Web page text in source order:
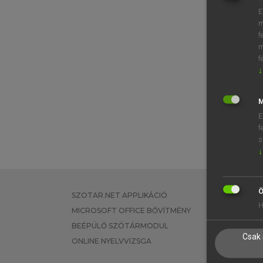
SZOTAR.NET APPLIKÁCIÓ
MICROSOFT OFFICE BŐVÍTMÉNY
BEÉPÜLŐ SZÓTÁRMODUL
ONLINE NYELVVIZSGA
EGYÉNI
VÁLLALATI
↓
↓
Csak